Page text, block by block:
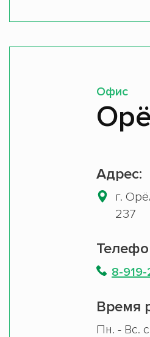
Офис
Адрес:
г.
237
8-
Время
Пн. - Вс.